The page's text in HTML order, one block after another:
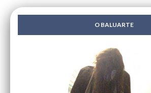
O BALUARTE